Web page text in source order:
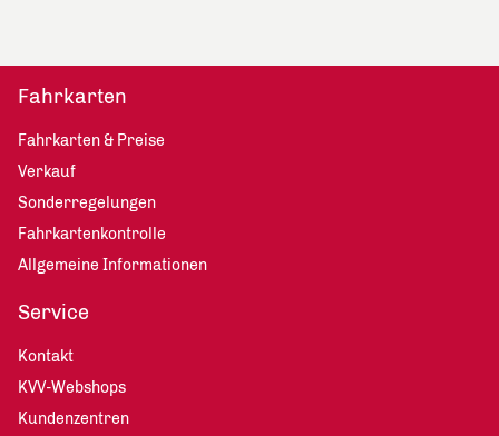
Fahrkarten
Fahrkarten & Preise
Verkauf
Sonderregelungen
Fahrkartenkontrolle
Allgemeine Informationen
Service
Kontakt
KVV-Webshops
Kundenzentren